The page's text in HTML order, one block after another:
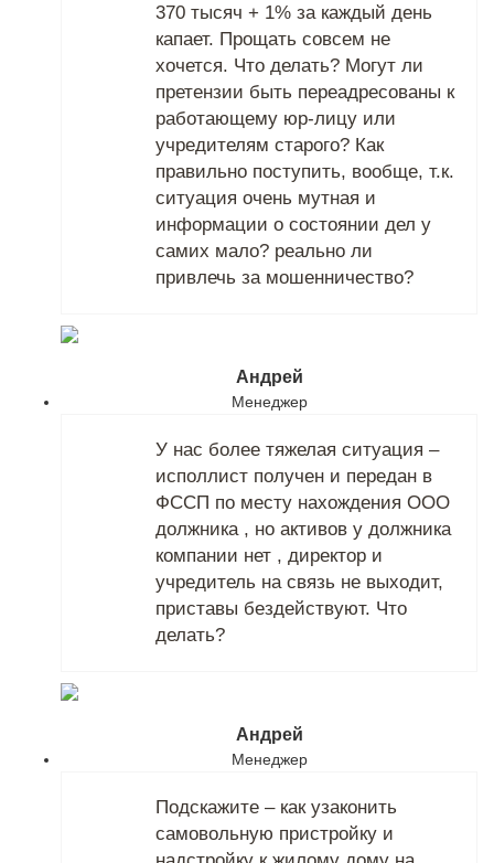
370 тысяч + 1% за каждый день
капает. Прощать совсем не
хочется. Что делать? Могут ли
претензии быть переадресованы к
работающему юр-лицу или
учредителям старого? Как
правильно поступить, вообще, т.к.
ситуация очень мутная и
информации о состоянии дел у
самих мало? реально ли
привлечь за мошенничество?
Андрей
Менеджер
У нас более тяжелая ситуация –
исполлист получен и передан в
ФССП по месту нахождения ООО
должника , но активов у должника
компании нет , директор и
учредитель на связь не выходит,
приставы бездействуют. Что
делать?
Андрей
Менеджер
Подскажите – как узаконить
самовольную пристройку и